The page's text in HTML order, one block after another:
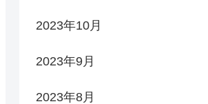
2023年10月
2023年9月
2023年8月